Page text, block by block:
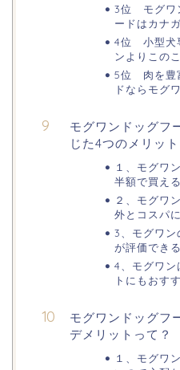
3位 モグワ
ードはカナ
4位 小型犬
ンよりこの
5位 肉を豊
ドならモグ
モグワンドッグフ
じた4つのメリット
１、モグワ
半額で買える
２、モグワ
外とコスパ
3、モグワン
が評価できる
4、モグワ
トにもおす
モグワンドッグフ
デメリットって？
１、モグワ